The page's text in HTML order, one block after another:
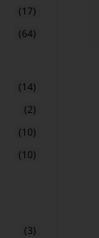
(17)
(64)
(14)
(2)
(10)
(10)
(3)